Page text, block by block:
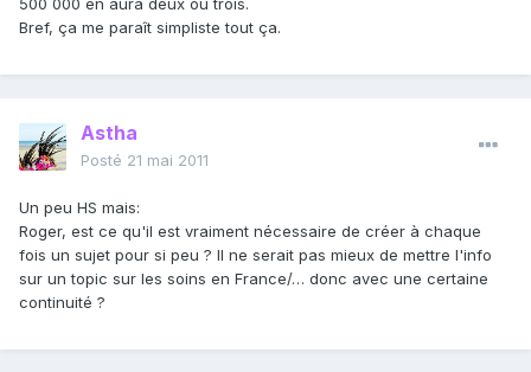
500 000 en aura deux ou trois.
Bref, ça me paraît simpliste tout ça.
Astha
Posté 21 mai 2011
Un peu HS mais:
Roger, est ce qu'il est vraiment nécessaire de créer à chaque
fois un sujet pour si peu ? Il ne serait pas mieux de mettre l'info
sur un topic sur les soins en France/… donc avec une certaine
continuité ?